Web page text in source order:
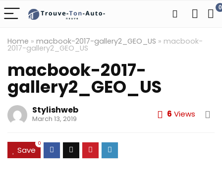
0
Home » macbook-2017-gallery2_GEO_US » macbook-
2017-gallery2_GEO_US
macbook-2017-
gallery2_GEO_US
Stylishweb
March 13, 2019 6 Views
Save
0